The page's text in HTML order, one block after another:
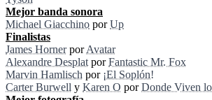
Mejor banda sonora
Michael Giacchino porUp
Finalistas
James HornerporAvatar
Alexandre Desplat porFantastic Mr. Fox
Marvin Hamlisch por ¡El Soplón!
Carter Burwell y Karen O porDonde Viven